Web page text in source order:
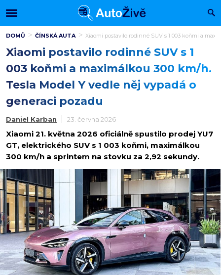
DOMŮ ČÍNSKÁ AUTA Xiaomi postavilo rodinné SUV s 1 003 koňmi a
Xiaomi postavilo rodinné SUV s 1
003 koňmi a maximálkou 300 km/h.
Tesla Model Y vedle něj vypadá o
generaci pozadu
Daniel Karban 23. června 2026
Xiaomi 21. května 2026 oficiálně spustilo prodej YU7
GT, elektrického SUV s 1 003 koňmi, maximálkou
300 km/h a sprintem na stovku za 2,92 sekundy.